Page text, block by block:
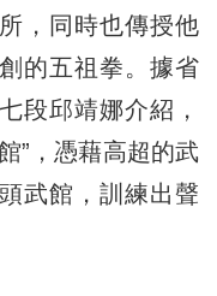
，同時也傳授他
的五祖拳。據省
段邱靖娜介紹，
”，憑藉高超的武
武館，訓練出聲